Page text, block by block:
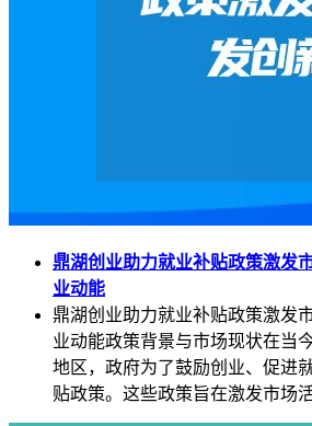
鼎湖创业助力就业补贴政策激发
业动能
鼎湖创业助力就业补贴政策激发
业动能政策背景与市场现状在当
地区，政府为了鼓励创业、促进
贴政策。这些政策旨在激发市场